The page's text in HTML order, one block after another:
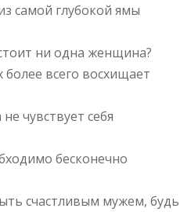
самой глубокой ямы
ни одна женщина?
всего восхищает
чувствует себя
бесконечно
счастливым мужем, будь